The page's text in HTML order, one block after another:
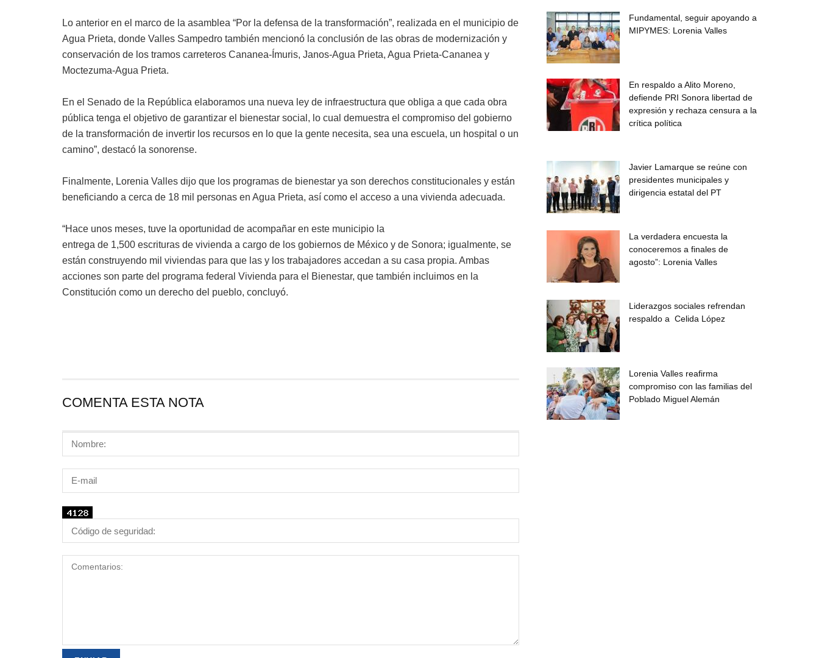
Lo anterior en el marco de la asamblea “Por la defensa de la transformación”, realizada en el municipio de
Agua Prieta, donde Valles Sampedro también mencionó la conclusión de las obras de modernización y
conservación de los tramos carreteros Cananea-Ímuris, Janos-Agua Prieta, Agua Prieta-Cananea y
Moctezuma-Agua Prieta.
En el Senado de la República elaboramos una nueva ley de infraestructura que obliga a que cada obra
pública tenga el objetivo de garantizar el bienestar social, lo cual demuestra el compromiso del gobierno
de la transformación de invertir los recursos en lo que la gente necesita, sea una escuela, un hospital o un
camino”, destacó la sonorense.
Finalmente, Lorenia Valles dijo que los programas de bienestar ya son derechos constitucionales y están
beneficiando a cerca de 18 mil personas en Agua Prieta, así como el acceso a una vivienda adecuada.
“Hace unos meses, tuve la oportunidad de acompañar en este municipio la
entrega de 1,500 escrituras de vivienda a cargo de los gobiernos de México y de Sonora; igualmente, se
están construyendo mil viviendas para que las y los trabajadores accedan a su casa propia. Ambas
acciones son parte del programa federal Vivienda para el Bienestar, que también incluimos en la
Constitución como un derecho del pueblo, concluyó.
COMENTA ESTA NOTA
Fundamental, seguir apoyando a
MIPYMES: Lorenia Valles
En respaldo a Alito Moreno,
defiende PRI Sonora libertad de
expresión y rechaza censura a la
crítica política
Javier Lamarque se reúne con
presidentes municipales y
dirigencia estatal del PT
La verdadera encuesta la
conoceremos a finales de
agosto”: Lorenia Valles
Liderazgos sociales refrendan
respaldo a Celida López
Lorenia Valles reafirma
compromiso con las familias del
Poblado Miguel Alemán